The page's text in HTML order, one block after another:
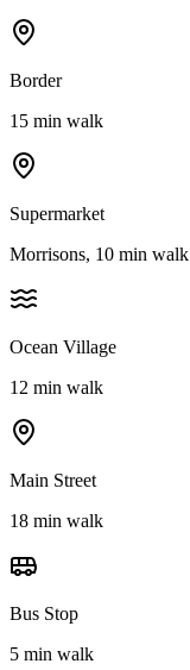
Border
15 min walk
Supermarket
Morrisons, 10 min walk
Ocean Village
12 min walk
Main Street
18 min walk
Bus Stop
5 min walk